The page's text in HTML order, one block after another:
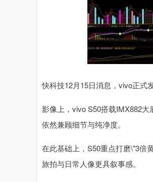
快科技12月15日消息，vivo正式
影像上，vivo S50搭载IMX882
依然兼顾细节与纯净度。
在此基础上，S50重点打磨\"3倍
旅拍与日常人像更具叙事感。